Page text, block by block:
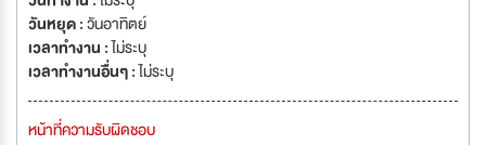
วันหยุด :วันอาทิตย์
เวลาทำงาน :ไม่ระบุ
เวลาทำงานอื่นๆ :ไม่ระบุ
หน้าที่ความรับผิดชอบ